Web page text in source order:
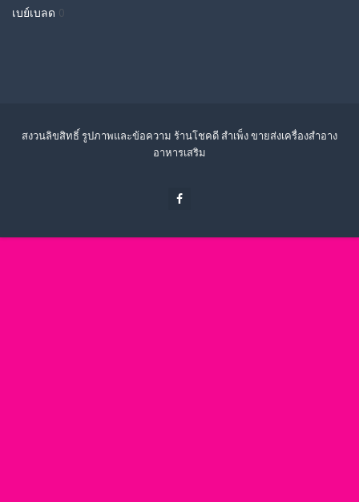
เบย์เบลด 0
สงวนลิขสิทธิ์ รูปภาพและข้อความ ร้านโชคดี สำเพ็ง ขายส่งเครื่องสำอาง
อาหารเสริม